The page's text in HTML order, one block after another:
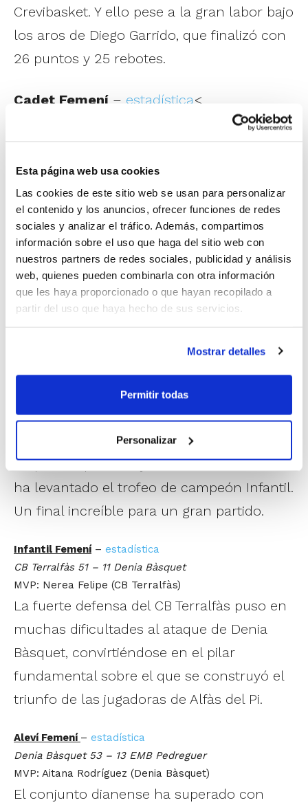
Esta página web usa cookies
Las cookies de este sitio web se usan para personalizar
el contenido y los anuncios, ofrecer funciones de redes
sociales y analizar el tráfico. Además, compartimos
información sobre el uso que haga del sitio web con
nuestros partners de redes sociales, publicidad y análisis
web, quienes pueden combinarla con otra información
que les haya proporcionado o que hayan recopilado a
partir del uso que haya hecho de sus servicios.
Mostrar detalles
Permitir todas
Personalizar
Crevibasket. Y ello pese a la gran labor bajo
los aros de Diego Garrido, que finalizó con
26 puntos y 25 rebotes.
Cadet Femení – estadística<
Mutua Levante NB Alcoi SV Paúl 41 – 65 CB
CB Terralfàs impuso su dominio desde el
primer momento, un liderazgo que ya no
abandonó en ningún momento para
proclamarse campeón de la categoría
Cadete y redondear así su triunfo también
CB Joventut d’Alcoi 88 – 83 CA Montemar
MVP: Jorge Cortés (CB Joventut d’Alcoi)
Con una espectacular remontada en los
dos últimos cuartos después de haber ido
20 puntos por debajo, CB Joventut d’Alcoi
ha levantado el trofeo de campeón Infantil.
Un final increíble para un gran partido.
Infantil Femení– estadística
CB Terralfàs 51 – 11 Denia Bàsquet
MVP: Nerea Felipe (CB Terralfàs)
La fuerte defensa del CB Terralfàs puso en
muchas dificultades al ataque de Denia
Bàsquet, convirtiéndose en el pilar
fundamental sobre el que se construyó el
triunfo de las jugadoras de Alfàs del Pi.
Aleví Femení – estadística
Denia Bàsquet 53 – 13 EMB Pedreguer
MVP: Aitana Rodríguez (Denia Bàsquet)
El conjunto dianense ha superado con